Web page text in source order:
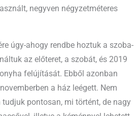
negyven négyzetméteres
úgy-ahogy rendbe hoztuk a szoba-
az előteret, a szobát, és 2019
felújítását. Ebből azonban
a ház leégett. Nem
pontosan, mi történt, de nagy